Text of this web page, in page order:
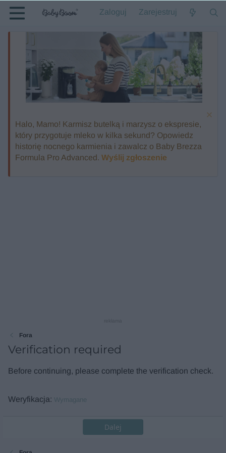
Zaloguj Zarejestruj
Halo, Mamo! Karmisz butelką i marzysz o ekspresie,
który przygotuje mleko w kilka sekund? Opowiedz
historię nocnego karmienia i zawalcz o Baby Brezza
Formula Pro Advanced. Wyślij zgłoszenie
Fora
Verification required
Before continuing, please complete the verification check.
Weryfikacja Wymagane
Dalej